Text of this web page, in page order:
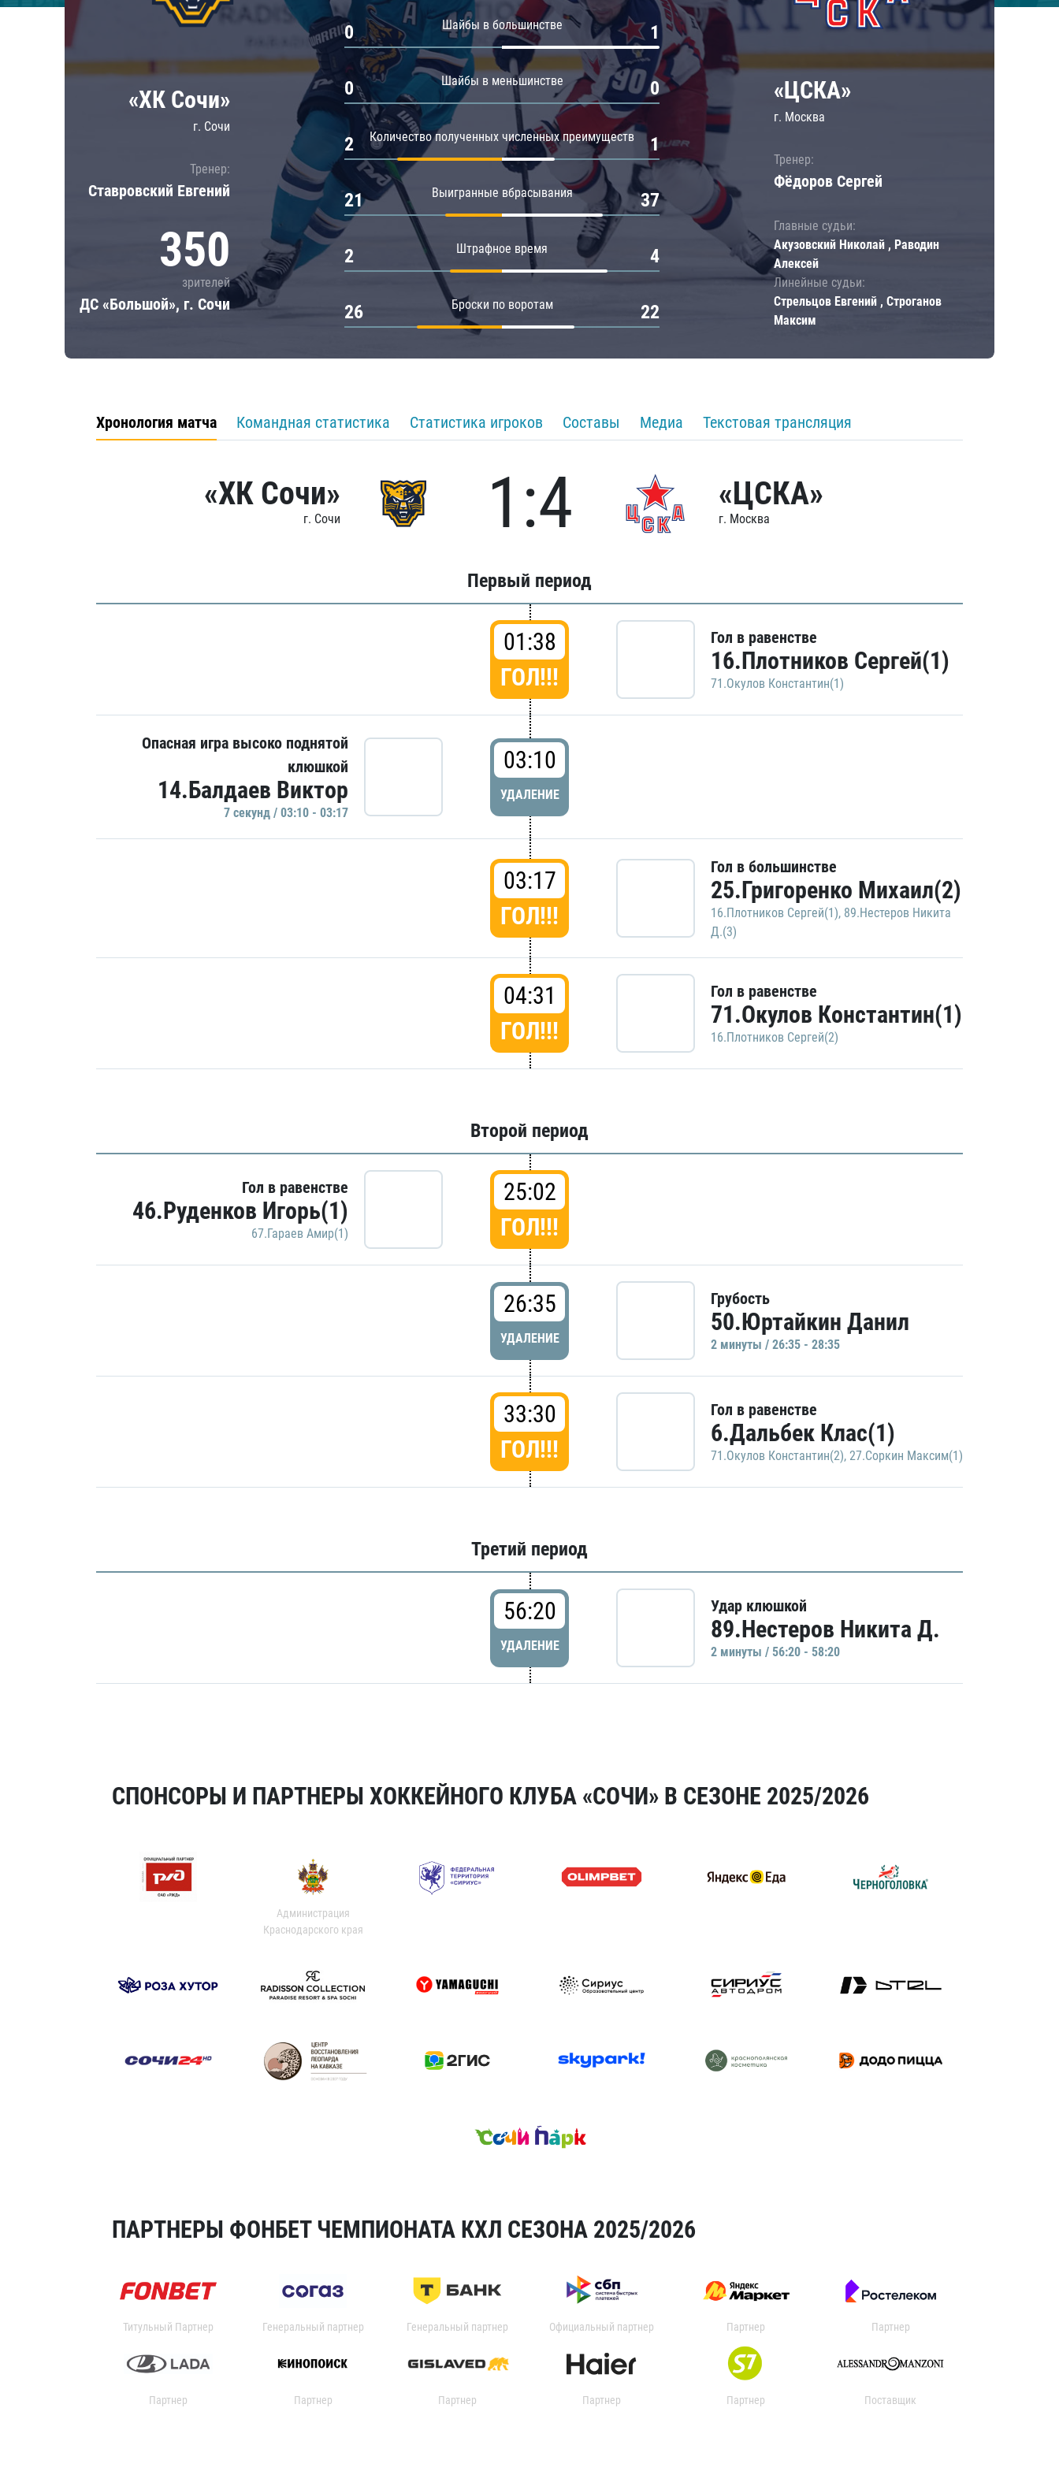
Локомотив
ЦСКА
Шанхайские Драконы
Амур
Барыс
Салават Юлаев
«ХК Сочи»
г. Сочи
Тренер:
Ставровский Евгений
350
зрителей
ДС «Большой», г. Сочи
Шайбы в большинстве
0 1
Шайбы в меньшинстве
0 0
Количество полученных численных преимуществ
2 1
Выигранные вбрасывания
21 37
Штрафное время
2 4
Броски по воротам
26 22
«ЦСКА»
г. Москва
Тренер:
Фёдоров Сергей
Главные судьи:
Акузовский Николай , Раводин
Алексей
Линейные судьи:
Стрельцов Евгений , Строганов
Максим
Хронология матча Командная статистика Статистика игроков Составы Медиа Текстовая трансляция
«ХК Сочи»
г. Сочи 1:4 «ЦСКА»
г. Москва
Первый период
01:38
ГОЛ!!!
Гол в равенстве
16.Плотников Сергей(1)
71.Окулов Константин(1)
Опасная игра высоко поднятой
клюшкой
14.Балдаев Виктор
7 секунд / 03:10 - 03:17
03:10
УДАЛЕНИЕ
03:17
ГОЛ!!!
Гол в большинстве
25.Григоренко Михаил(2)
16.Плотников Сергей(1), 89.Нестеров Никита
Д.(3)
04:31
ГОЛ!!!
Гол в равенстве
71.Окулов Константин(1)
16.Плотников Сергей(2)
Второй период
Гол в равенстве
46.Руденков Игорь(1)
67.Гараев Амир(1)
25:02
ГОЛ!!!
26:35
УДАЛЕНИЕ
Грубость
50.Юртайкин Данил
2 минуты / 26:35 - 28:35
33:30
ГОЛ!!!
Гол в равенстве
6.Дальбек Клас(1)
71.Окулов Константин(2), 27.Соркин Максим(1)
Третий период
56:20
УДАЛЕНИЕ
Удар клюшкой
89.Нестеров Никита Д.
2 минуты / 56:20 - 58:20
СПОНСОРЫ И ПАРТНЕРЫ ХОККЕЙНОГО КЛУБА «СОЧИ» В СЕЗОНЕ 2025/2026
Администрация
Краснодарского края
ПАРТНЕРЫ ФОНБЕТ ЧЕМПИОНАТА КХЛ СЕЗОНА 2025/2026
Титульный Партнер Генеральный партнер Генеральный партнер Официальный партнер Партнер Партнер
Партнер Партнер Партнер Партнер Партнер Поставщик